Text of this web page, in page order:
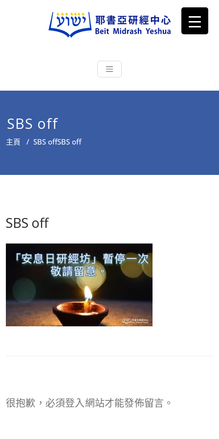
耶書亞研經中心
根源明白聖經，成為更好的門徒
SBS off
主頁 / SBS offSBS off
SBS off
很抱歉，必須登入網站才能發佈留言。